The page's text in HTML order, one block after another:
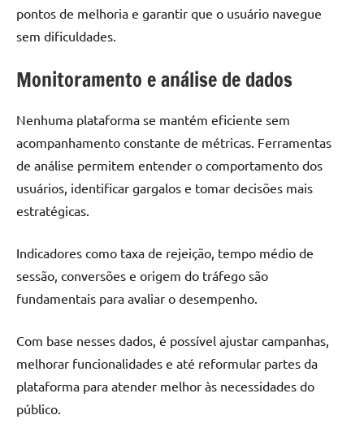
pontos de melhoria e garantir que o usuário navegue
sem dificuldades.
Monitoramento e análise de dados
Nenhuma plataforma se mantém eficiente sem
acompanhamento constante de métricas. Ferramentas
de análise permitem entender o comportamento dos
usuários, identificar gargalos e tomar decisões mais
estratégicas.
Indicadores como taxa de rejeição, tempo médio de
sessão, conversões e origem do tráfego são
fundamentais para avaliar o desempenho.
Com base nesses dados, é possível ajustar campanhas,
melhorar funcionalidades e até reformular partes da
plataforma para atender melhor às necessidades do
público.